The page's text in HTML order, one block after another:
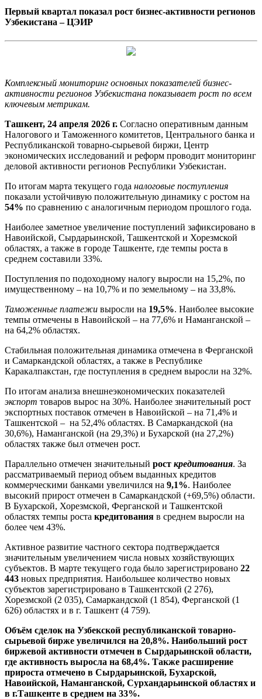
Первый квартал показал рост бизнес-активности регионов
Узбекистана – ЦЭИР
Комплексный мониторинг основных показателей бизнес-
активности регионов Узбекистана показывает рост по всем
ключевым метрикам.
Ташкент, 24 апреля 2026 г. Согласно оперативным данным
Налогового и Таможенного комитетов, Центрального банка и
Республиканской товарно-сырьевой биржи, Центр
экономических исследований и реформ проводит мониторинг
деловой активности регионов Республики Узбекистан.
По итогам марта текущего года налоговые поступления
показали устойчивую положительную динамику с ростом на
54% по сравнению с аналогичным периодом прошлого года.
Наиболее заметное увеличение поступлений зафиксировано в
Навоийской, Сырдарьинской, Ташкентской и Хорезмской
областях, а также в городе Ташкенте, где темпы роста в
среднем составили 33%.
Поступления по подоходному налогу выросли на 15,2%, по
имущественному – на 10,7% и по земельному – на 33,8%.
Таможенные платежи выросли на 19,5%. Наиболее высокие
темпы отмечены в Навоийской – на 77,6% и Наманганской –
на 64,2% областях.
Стабильная положительная динамика отмечена в Ферганской
и Самаркандской областях, а также в Республике
Каракалпакстан, где поступления в среднем выросли на 32%.
По итогам анализа внешнеэкономических показателей
экспорт товаров вырос на 30%. Наиболее значительный рост
экспортных поставок отмечен в Навоийской – на 71,4% и
Ташкентской – на 52,4% областях. В Самаркандской (на
30,6%), Наманганской (на 29,3%) и Бухарской (на 27,2%)
областях также был отмечен рост.
Параллельно отмечен значительный рост кредитования. За
рассматриваемый период объем выданных кредитов
коммерческими банками увеличился на 9,1%. Наиболее
высокий прирост отмечен в Самаркандской (+69,5%) области.
В Бухарской, Хорезмской, Ферганской и Ташкентской
областях темпы роста кредитования в среднем выросли на
более чем 43%.
Активное развитие частного сектора подтверждается
значительным увеличением числа новых хозяйствующих
субъектов. В марте текущего года было зарегистрировано 22
443 новых предприятия. Наибольшее количество новых
субъектов зарегистрировано в Ташкентской (2 276),
Хорезмской (2 035), Самаркандской (1 854), Ферганской (1
626) областях и в г. Ташкент (4 759).
Объём сделок на Узбекской республиканской товарно-
сырьевой бирже увеличился на 20,8%. Наибольший рост
биржевой активности отмечен в Сырдарьинской области,
где активность выросла на 68,4%. Также расширение
прироста отмечено в Сырдарьинской, Бухарской,
Навоийской, Наманганской, Сурхандарьинской областях и
в г.Ташкенте в среднем на 33%.